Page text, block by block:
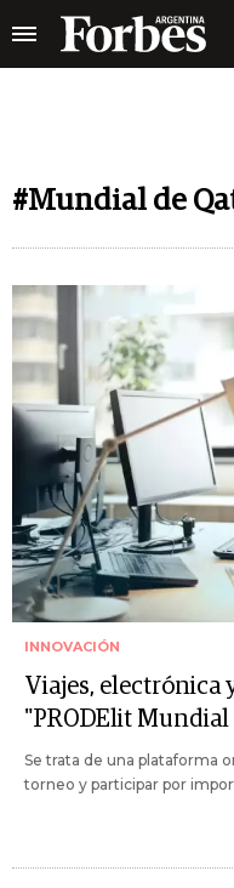
#Mundial de
INNOVACIÓN
Viajes, electrónica
"PRODElit
Se trata de una plataforma
torneo y participar por